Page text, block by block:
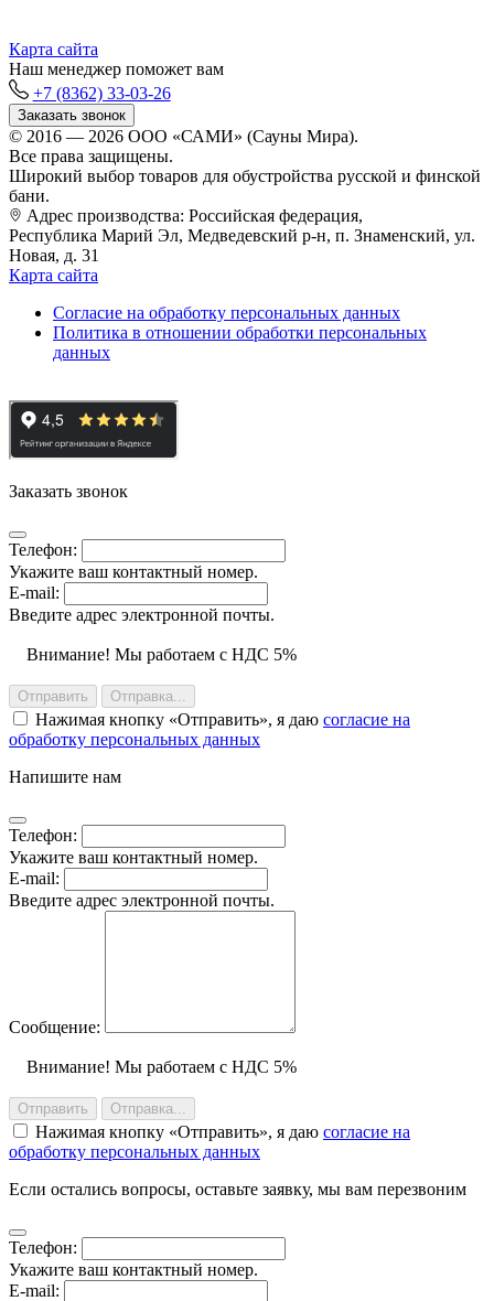
Карта сайта
Наш менеджер поможет вам
+7 (8362) 33-03-26
Заказать звонок
© 2016 — 2026 ООО «САМИ» (Сауны Мира).
Все права защищены.
Широкий выбор товаров для обустройства русской и финской
бани.
Адрес производства: Российская федерация,
Республика Марий Эл, Медведевский р-н, п. Знаменский, ул.
Новая, д. 31
Карта сайта
Cогласие на обработку персональных данных
Политика в отношении обработки персональных
данных
Заказать звонок
Телефон:
Укажите ваш контактный номер.
E-mail:
Введите адрес электронной почты.
Внимание! Мы работаем с НДС 5%
Отправить Отправка...
Нажимая кнопку Отправить , я даю согласие на
обработку персональных данных
Напишите нам
Телефон:
Укажите ваш контактный номер.
E-mail:
Введите адрес электронной почты.
Сообщение:
Внимание! Мы работаем с НДС 5%
Отправить Отправка...
Нажимая кнопку Отправить , я даю согласие на
обработку персональных данных
Если остались вопросы, оставьте заявку, мы вам перезвоним
Телефон:
Укажите ваш контактный номер.
E-mail: